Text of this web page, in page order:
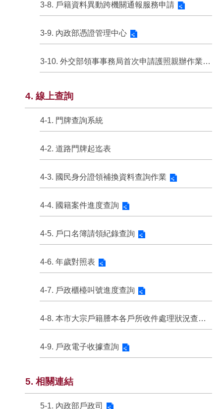
3-8. 戶籍資料異動跨機關通報服務申請
3-9. 內政部憑證管理中心
3-10. 外交部領事事務局首次申請護照親辦作業說明
4. 線上查詢
4-1. 門牌查詢系統
4-2. 道路門牌起迄表
4-3. 國民身分證領補換資料查詢作業
4-4. 國籍案件進度查詢
4-5. 戶口名簿請領紀錄查詢
4-6. 年歲對照表
4-7. 戶政櫃檯叫號進度查詢
4-8. 本市大宗戶籍謄本各戶所收件處理狀況查詢
4-9. 戶政電子收據查詢
5. 相關連結
5-1. 內政部戶政司